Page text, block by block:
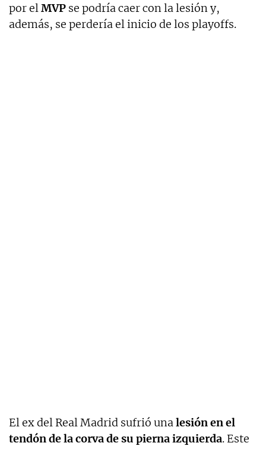
por elMVP se podría caer con la lesión y,
además, se perdería el inicio de los playoffs.
El ex del Real Madrid sufrió unalesión en el
tendón de la corva de su pierna izquierda. Este